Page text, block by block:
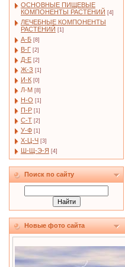
ОСНОВНЫЕ ПИЩЕВЫЕ
КОМПОНЕНТЫ РАСТЕНИЙ [4]
ЛЕЧЕБНЫЕ КОМПОНЕНТЫ
РАСТЕНИЙ [1]
А-Б [8]
В-Г [2]
Д-Е [2]
Ж-З [1]
И-К [0]
Л-М [8]
Н-О [1]
П-Р [1]
С-Т [2]
У-Ф [1]
Х-Ц-Ч [3]
Ш-Щ-Э-Я [4]
Поиск по сайту
Новые фото сайта